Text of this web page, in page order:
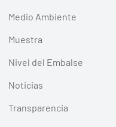
Medio Ambiente
Muestra
Nivel del Embalse
Noticias
Transparencia